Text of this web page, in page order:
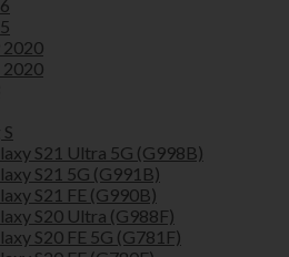
2020
2020
S21 Ultra 5G (G998B)
S21 5G (G991B)
S21 FE (G990B)
S20 Ultra (G988F)
S20 FE 5G (G781F)